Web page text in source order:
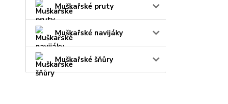
Muškařské pruty
Muškařské navijáky
Muškařské šňůry